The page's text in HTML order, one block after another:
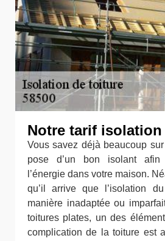
Notre tarif
Vous savez déjà beaucoup
pose d’un bon isolant afin
l’énergie dans votre maison.
qu’il arrive que l’isolation
manière inadaptée ou
toitures plates, un des
complication de la toiture est